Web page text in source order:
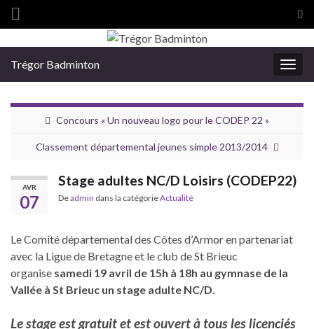
Search for:
Trégor Badminton
Concours « Un nouveau logo pour le CODEP 22 »
Classement départemental jeunes simple 2013/2014
AVR
07
Stage adultes NC/D Loisirs (CODEP22)
Deadmin dans la catégorieActualité
Le Comité départemental des Côtes d’Armor en partenariat
avec la Ligue de Bretagne et le club de St Brieuc
organise samedi 19 avril de 15h à 18h au gymnase de la
Vallée à St Brieuc un stage adulte NC/D.
Le stageest gratuitet est ouvert à tous les licenciés